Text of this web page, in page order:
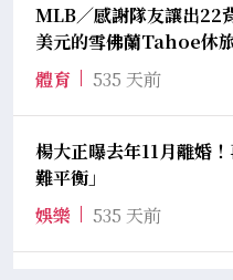
MLB／感謝隊友讓出22
美元的雪佛蘭Tahoe休
體育
535 天前
楊大正曝去年11月離婚
難平衡」
娛樂
535 天前